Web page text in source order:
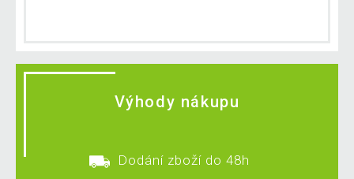
Výhody nákupu
Dodání zboží do 48h